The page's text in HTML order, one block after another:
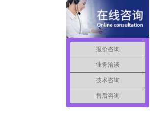
报价咨询
业务洽谈
技术咨询
售后咨询